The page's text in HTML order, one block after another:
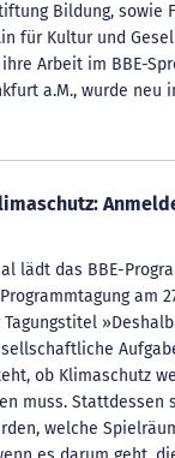
Bildung, sowie
für Kultur und
Arbeit im BBE-
a.M., wurde neu
lädt das BBE-
am
ob Klimaschutz
muss. Stattdessen
welche